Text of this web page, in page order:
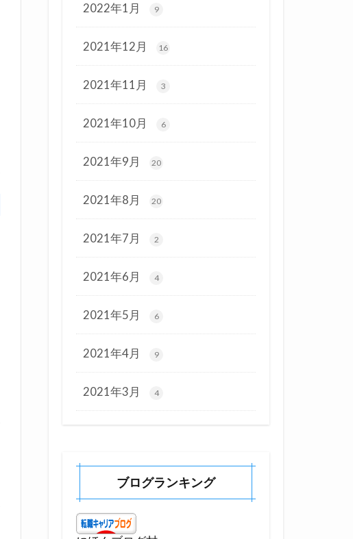
2022年1月 9
2021年12月 16
2021年11月 3
2021年10月 6
2021年9月 20
2021年8月 20
2021年7月 2
2021年6月 4
2021年5月 6
2021年4月 9
2021年3月 4
ブログランキング